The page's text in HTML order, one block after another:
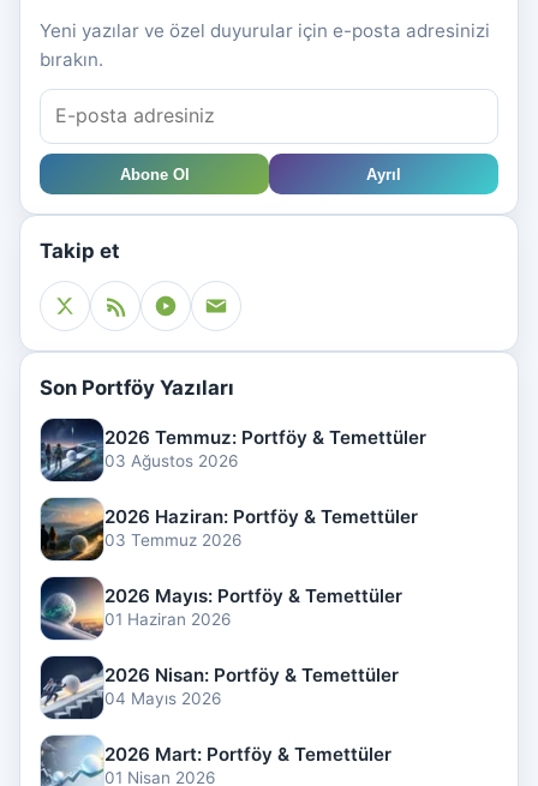
Yeni yazılar ve özel duyurular için e-posta adresinizi
bırakın.
Abone Ol Ayrıl
Takip et
Son Portföy Yazıları
2026 Temmuz: Portföy & Temettüler
03 Ağustos 2026
2026 Haziran: Portföy & Temettüler
03 Temmuz 2026
2026 Mayıs: Portföy & Temettüler
01 Haziran 2026
2026 Nisan: Portföy & Temettüler
04 Mayıs 2026
2026 Mart: Portföy & Temettüler
01 Nisan 2026